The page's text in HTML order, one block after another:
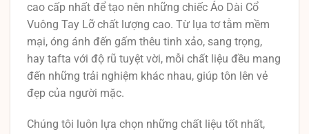
cao cấp nhất để tạo nên những chiếc Áo Dài Cổ
Vuông Tay Lỡ chất lượng cao. Từ lụa tơ tằm mềm
mại, óng ánh đến gấm thêu tinh xảo, sang trọng,
hay tafta với độ rũ tuyệt vời, mỗi chất liệu đều mang
đến những trải nghiệm khác nhau, giúp tôn lên vẻ
đẹp của người mặc.
Chúng tôi luôn lựa chọn những chất liệu tốt nhất,